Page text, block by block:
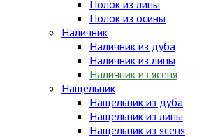
Полок из липы
Полок из осины
Наличник
Наличник из дуба
Наличник из липы
Наличник из ясеня
Нащельник
Нащельник из дуба
Нащельник из липы
Нащельник из ясеня